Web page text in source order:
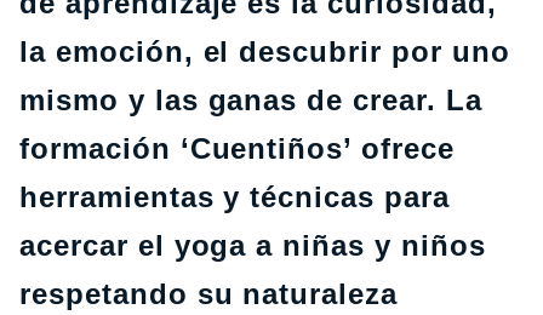
la emoción, el descubrir por uno
mismo y las ganas de crear. La
formación ‘Cuentiños’ ofrece
herramientas y técnicas para
acercar el yoga a niñas y niños
respetando su naturaleza